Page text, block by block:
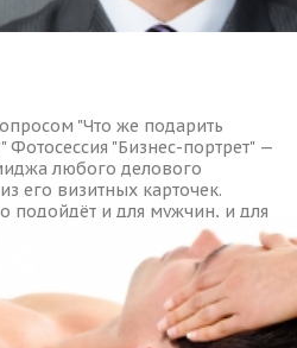
"Что же подарить
Фотосессия "Бизнес-портрет" —
любого делового
его визитных карточек.
подойдёт и для мужчин, и для
иметь положительный